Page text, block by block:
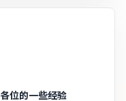
位的一些经验